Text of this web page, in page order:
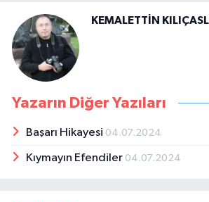
KEMALETTİN
Yazarın Diğer Yazıları
Başarı Hikayesi 04.07.2024
Kıymayın Efendiler 04.07.2024